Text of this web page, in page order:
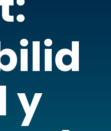
y